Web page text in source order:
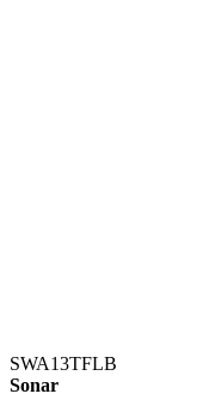
SWA13TFLB
Sonar